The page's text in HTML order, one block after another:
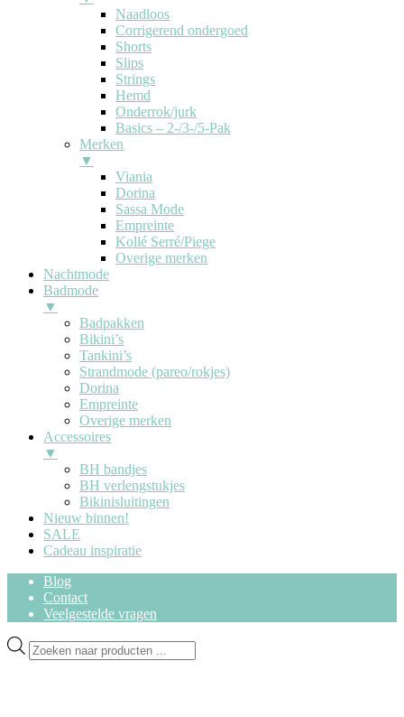
Naadloos
Corrigerend ondergoed
Shorts
Slips
Strings
Hemd
Onderrok/jurk
Basics – 2-/3-/5-Pak
Merken
▼
Viania
Dorina
Sassa Mode
Empreinte
Kollé Serré/Piege
Overige merken
Nachtmode
Badmode
▼
Badpakken
Bikini’s
Tankini’s
Strandmode (pareo/rokjes)
Dorina
Empreinte
Overige merken
Accessoires
▼
BH bandjes
BH verlengstukjes
Bikinisluitingen
Nieuw binnen!
SALE
Cadeau inspiratie
Blog
Contact
Veelgestelde vragen
Ga
door
Ga
naar
Producten
zoeken